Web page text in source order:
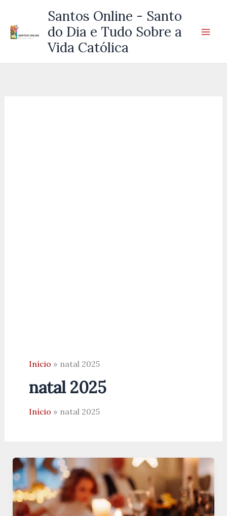
Santos Online - Santo
do Dia e Tudo Sobre a
Vida Católica
Início natal 2025
natal 2025
Início natal 2025